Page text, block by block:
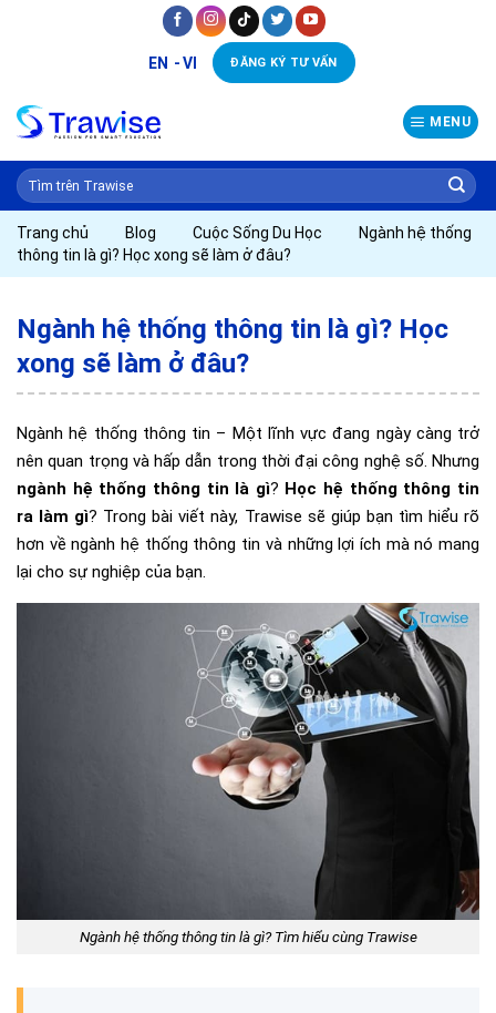
EN VI ĐĂNG KÝ TƯ VẤN
MENU
Trang chủ Blog Cuộc Sống Du Học
Ngành hệ thống
thông tin là gì? Học xong sẽ làm ở đâu?
Ngành hệ thống thông tin là gì? Học
xong sẽ làm ở đâu?
Ngành hệ thống thông tin – Một lĩnh vực đang ngày càng trở
nên quan trọng và hấp dẫn trong thời đại công nghệ số. Nhưng
ngành hệ thống thông tin là gì? Học hệ thống thông tin
ra làm gì? Trong bài viết này, Trawise sẽ giúp bạn tìm hiểu rõ
hơn về ngành hệ thống thông tin và những lợi ích mà nó mang
lại cho sự nghiệp của bạn.
Ngành hệ thống thông tin là gì? Tìm hiểu cùng Trawise